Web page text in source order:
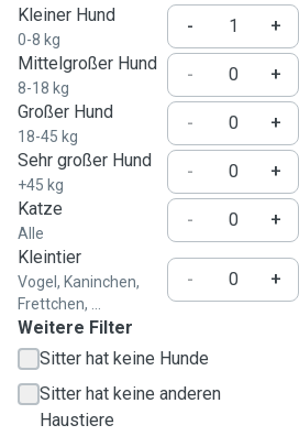
Kleiner Hund
0-8 kg
-
+
Mittelgroßer Hund
8-18 kg
-
+
Großer Hund
18-45 kg
-
+
Sehr großer Hund
+45 kg
-
+
Katze
Alle
-
+
Kleintier
Vogel, Kaninchen,
Frettchen, ...
- +
Weitere Filter
Sitter hat keine Hunde
Sitter hat keine anderen
Haustiere